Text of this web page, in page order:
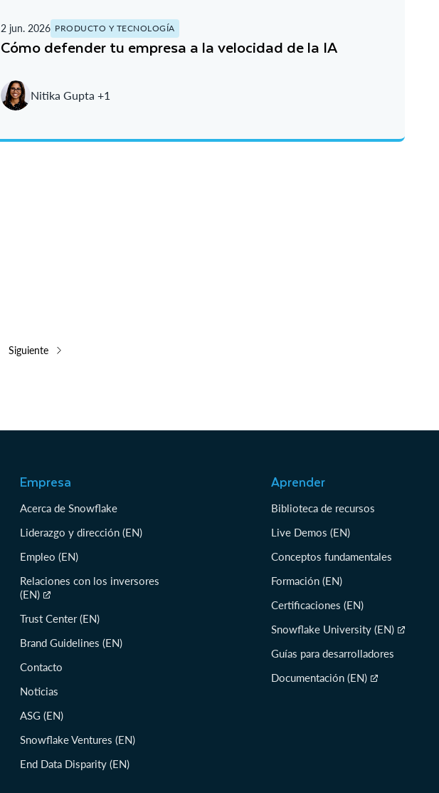
2 jun. 2026 PRODUCTO Y TECNOLOGÍA
Cómo defender tu empresa a la velocidad de la IA
Nitika Gupta +1
Siguiente
Empresa
Acerca de Snowflake
Liderazgo y dirección (EN)
Empleo (EN)
Relaciones con los inversores
(EN)
Trust Center (EN)
Brand Guidelines (EN)
Contacto
Noticias
ASG (EN)
Snowflake Ventures (EN)
End Data Disparity (EN)
Aprender
Biblioteca de recursos
Live Demos (EN)
Conceptos fundamentales
Formación (EN)
Certificaciones (EN)
Snowflake University (EN)
Guías para desarrolladores
Documentación (EN)